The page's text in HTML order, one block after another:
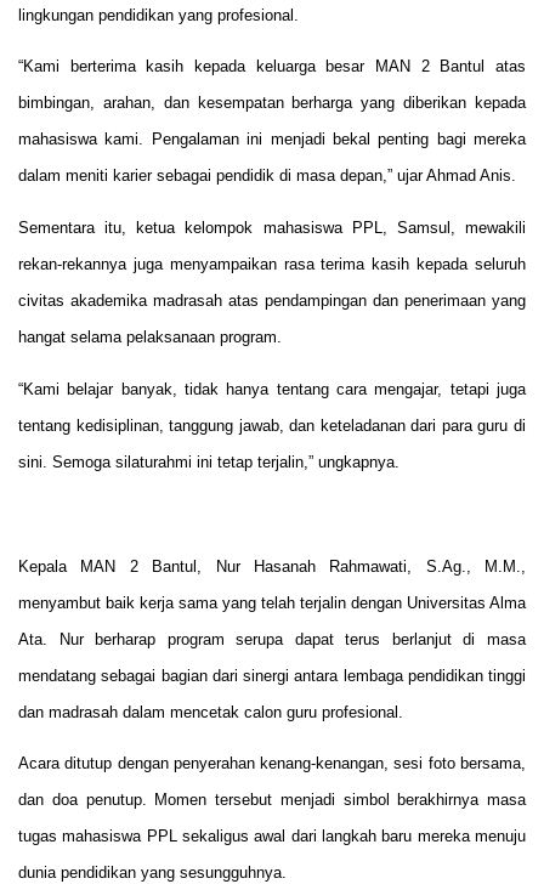
lingkungan pendidikan yang profesional.
“Kami berterima kasih kepada keluarga besar MAN 2 Bantul atas
bimbingan, arahan, dan kesempatan berharga yang diberikan kepada
mahasiswa kami. Pengalaman ini menjadi bekal penting bagi mereka
dalam meniti karier sebagai pendidik di masa depan,” ujar Ahmad Anis.
Sementara itu, ketua kelompok mahasiswa PPL, Samsul, mewakili
rekan-rekannya juga menyampaikan rasa terima kasih kepada seluruh
civitas akademika madrasah atas pendampingan dan penerimaan yang
hangat selama pelaksanaan program.
“Kami belajar banyak, tidak hanya tentang cara mengajar, tetapi juga
tentang kedisiplinan, tanggung jawab, dan keteladanan dari para guru di
sini. Semoga silaturahmi ini tetap terjalin,” ungkapnya.
Kepala MAN 2 Bantul, Nur Hasanah Rahmawati, S.Ag., M.M.,
menyambut baik kerja sama yang telah terjalin dengan Universitas Alma
Ata. Nur berharap program serupa dapat terus berlanjut di masa
mendatang sebagai bagian dari sinergi antara lembaga pendidikan tinggi
dan madrasah dalam mencetak calon guru profesional.
Acara ditutup dengan penyerahan kenang-kenangan, sesi foto bersama,
dan doa penutup. Momen tersebut menjadi simbol berakhirnya masa
tugas mahasiswa PPL sekaligus awal dari langkah baru mereka menuju
dunia pendidikan yang sesungguhnya.